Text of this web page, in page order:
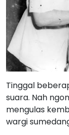
Tinggal
suara. Nah
mengulas
wargi